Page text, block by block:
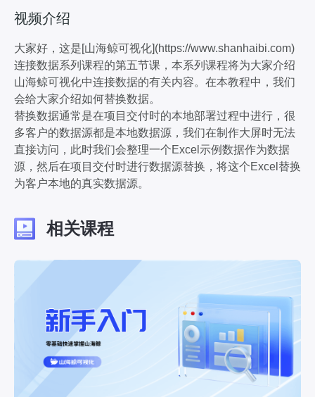
视频介绍
大家好，这是[山海鲸可视化](https://www.shanhaibi.com)
连接数据系列课程的第五节课，本系列课程将为大家介绍
山海鲸可视化中连接数据的有关内容。在本教程中，我们
会给大家介绍如何替换数据。
替换数据通常是在项目交付时的本地部署过程中进行，很
多客户的数据源都是本地数据源，我们在制作大屏时无法
直接访问，此时我们会整理一个Excel示例数据作为数据
源，然后在项目交付时进行数据源替换，将这个Excel替换
为客户本地的真实数据源。
相关课程